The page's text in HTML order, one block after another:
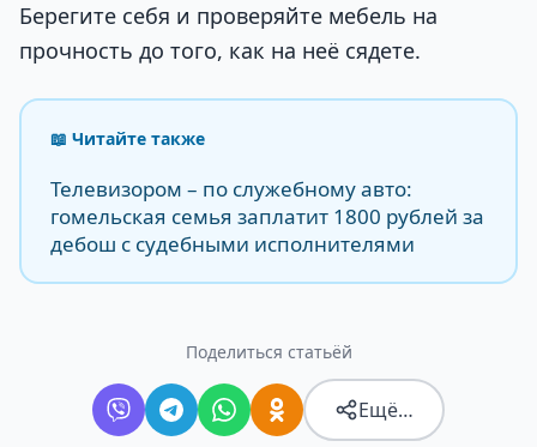
Берегите себя и проверяйте мебель на
прочность до того, как на неё сядете.
📖 Читайте также
Телевизором – по служебному авто:
гомельская семья заплатит 1800 рублей за
дебош с судебными исполнителями
Поделиться статьёй
Ещё…